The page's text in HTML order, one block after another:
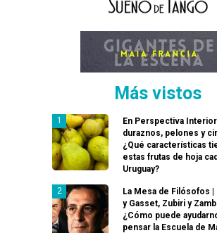
Más vistos
En Perspectiva
duraznos, pelones y
¿Qué características
estas frutas de hoja
Uruguay?
La Mesa de Filósofos |
y Gasset, Zubiri y
¿Cómo puede
pensar la Escuela de